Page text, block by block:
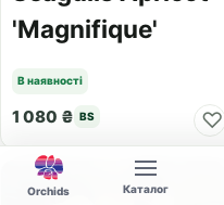
'Magnifique'
В наявності
1 080 ₴ BS ♡
Orchids Каталог